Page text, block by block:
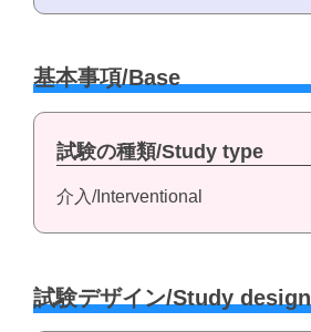
基本事項/Base
試験の種類/Study type
介入/Interventional
試験デザイン/Study design